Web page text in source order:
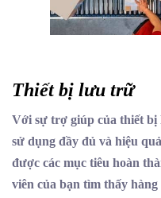
Thiết bị lưu trữ
Với sự trợ giúp của thiết
sử dụng đầy đủ và hiệu
được các mục tiêu hoàn
viên của bạn tìm thấy